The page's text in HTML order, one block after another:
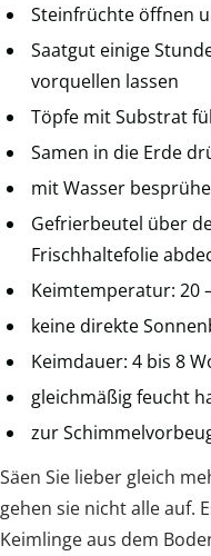
Steinfrüchte öffnen
Saatgut einige
vorquellen lassen
Töpfe mit Substrat
Samen in die Erde
mit Wasser
Gefrierbeutel über
Frischhaltefolie
Keimtemperatur: 20
keine direkte
Keimdauer: 4 bis 8
gleichmäßig feucht
zur
Säen Sie lieber gleich
gehen sie nicht alle auf.
Keimlinge aus dem